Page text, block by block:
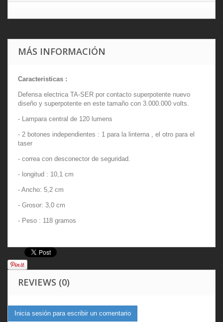
MÁS INFORMACIÓN
Caracteristicas :
Defensa electrica TA-SER por contacto superpotente nuevo
diseño y superpotente en este tamaño con 3.000.000 volts.
- Lampara central de 120 lumens
- 2 botones independientes : 1 para la linterna , el otro para el
taser
- correa con desconector de seguridad.
- longitud : 10,1 cm
- Ancho: 5,2 cm
- Grosor: 3,0 cm
- Peso : 118 gramos
REVIEWS (0)
Inicia sesión para escribir un comentario